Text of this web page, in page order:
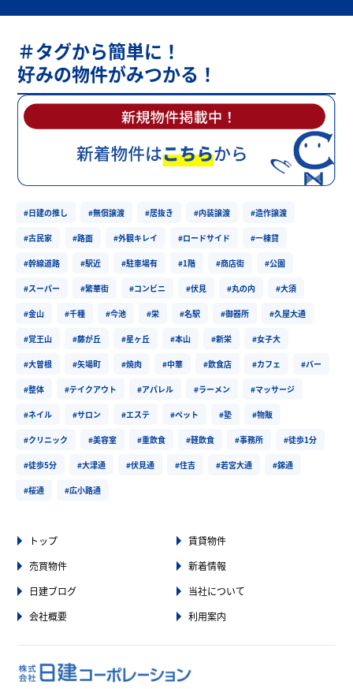
＃タグから簡単に！
好みの物件がみつかる！
#日建の推し #無償譲渡 #居抜き #内装譲渡 #造作譲渡
#古民家 #路面 #外観キレイ #ロードサイド #一棟貸
#幹線道路 #駅近 #駐車場有 #1階 #商店街 #公園
#スーパー #繁華街 #コンビニ #伏見 #丸の内 #大須
#金山 #千種 #今池 #栄 #名駅 #御器所 #久屋大通
#覚王山 #藤が丘 #星ヶ丘 #本山 #新栄 #女子大
#大曽根 #矢場町 #焼肉 #中華 #飲食店 #カフェ #バー
#整体 #テイクアウト #アパレル #ラーメン #マッサージ
#ネイル #サロン #エステ #ペット #塾 #物販
#クリニック #美容室 #重飲食 #軽飲食 #事務所 #徒歩1分
#徒歩5分 #大津通 #伏見通 #住吉 #若宮大通 #錦通
#桜通 #広小路通
トップ
賃貸物件
売買物件
新着情報
日建ブログ
当社について
会社概要
利用案内